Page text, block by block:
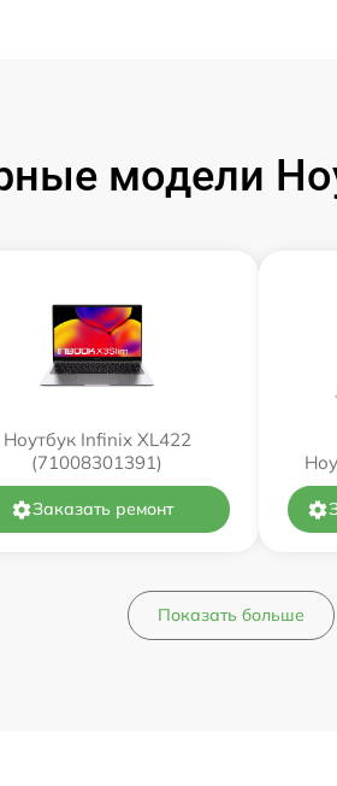
модели
Ноутбук Infinix XL422
(71008301391)
Заказать ремонт
Показать больше